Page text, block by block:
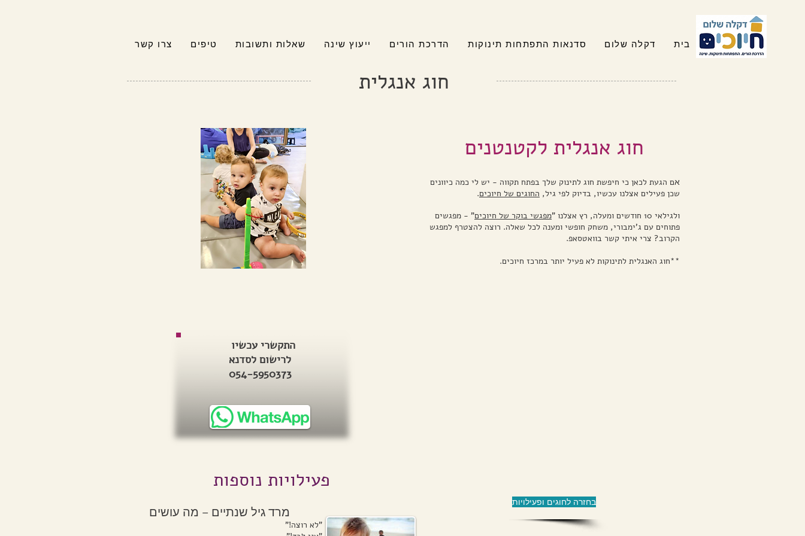
בית דקלה שלום סדנאות התפתחות תינוקות הדרכת הורים ייעוץ שינה שאלות ותשובות טיפים צרו קשר
חוג אנגלית
חוג אנגלית לקטנטנים
אם הגעת לכאן כי חיפשת חוג לתינוק שלך בפתח תקווה - יש לי כמה כיוונים
שכן פעילים אצלנו עכשיו, בדיוק לפי גיל, החוגים של חיוכים.
ולגילאי 10 חודשים ומעלה, רץ אצלנו "
מפגשי בוקר של חיוכים" - מפגשים
פתוחים עם ג'ימבורי, משחק חופשי ומענה לכל שאלה. רוצה להצטרף למפגש
הקרוב? צרי איתי קשר בוואטסאפ.
**חוג האנגלית לתינוקות לא פעיל יותר במרכז חיוכים.
התקשרי עכשיו
לרישום לסדנא
054-5950373
פעילויות נוספות
בחזרה לחוגים ופעילויות
מרד גיל שנתיים – מה עושים
"לא רוצה!"